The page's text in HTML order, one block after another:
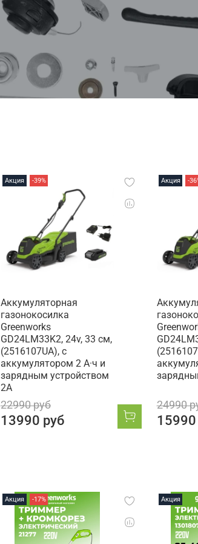
Акция -39%
Аккумуляторная
газонокосилка
Greenworks
GD24LM33K2, 24v, 33 см,
(2516107UA), с
аккумулятором 2 А·ч и
зарядным устройством
2А
22990 руб
13990 руб
Акция -
24990
15990
Акция -17% Акция